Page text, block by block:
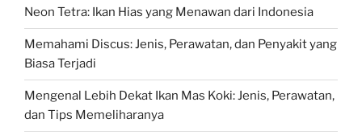
Neon Tetra: Ikan Hias yang Menawan dari Indonesia
Memahami Discus: Jenis, Perawatan, dan Penyakit yang
Biasa Terjadi
Mengenal Lebih Dekat Ikan Mas Koki: Jenis, Perawatan,
dan Tips Memeliharanya